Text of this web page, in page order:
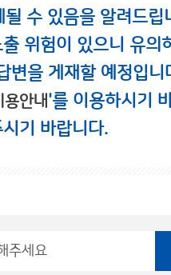
수 있음을 알려드립
위험이 있으니 유의
변을 게재할 예정입니
안내'를 이용하시기
기 바랍니다.